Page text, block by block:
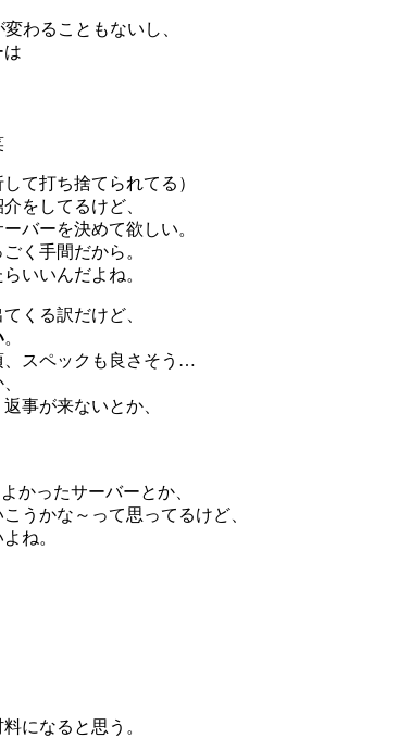
わることもないし、
は
て打ち捨てられてる）
をしてるけど、
バーを決めて欲しい。
く手間だから。
いいんだよね。
くる訳だけど、
。
、スペックも良さそう…
事が来ないとか、
かったサーバーとか、
うかな～って思ってるけど、
ね。
になると思う。